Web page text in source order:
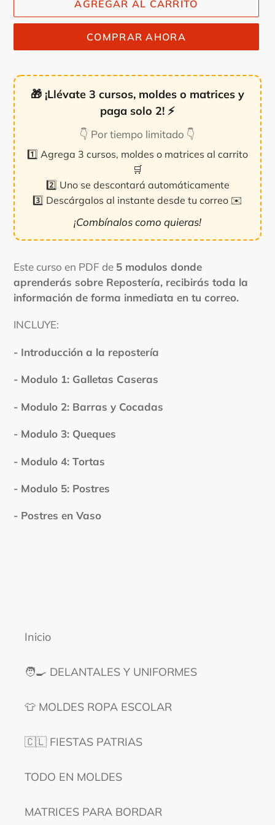
AGREGAR AL CARRITO
COMPRAR AHORA
🎁 ¡Llévate 3 cursos, moldes o matrices y
paga solo 2! ⚡
👇 Por tiempo limitado 👇
1️⃣ Agrega 3 cursos, moldes o matrices al carrito
🛒
2️⃣ Uno se descontará automáticamente
3️⃣ Descárgalos al instante desde tu correo ✉️
¡Combínalos como quieras!
el
producto
a
carrito
Este curso en PDF de 5 modulos donde
aprenderás sobre Repostería, recibirás toda la
información de forma inmediata en tu correo.
INCLUYE:
- Introducción a la repostería
- Modulo 1: Galletas Caseras
- Modulo 2: Barras y Cocadas
- Modulo 3: Queques
- Modulo 4: Tortas
- Modulo 5: Postres
- Postres en Vaso
Inicio
🧑‍🍳 DELANTALES Y UNIFORMES
👕 MOLDES ROPA ESCOLAR
🇨🇱 FIESTAS PATRIAS
TODO EN MOLDES
MATRICES PARA BORDAR